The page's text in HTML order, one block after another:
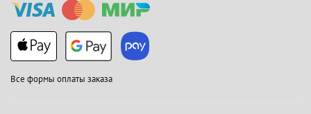
Все формы оплаты заказа